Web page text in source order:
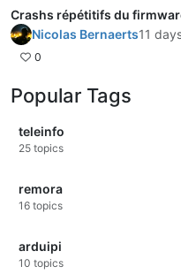
Crashs répétitifs du
Nicolas Bernaerts11
0
Popular Tags
teleinfo
25 topics
remora
16 topics
arduipi
10 topics